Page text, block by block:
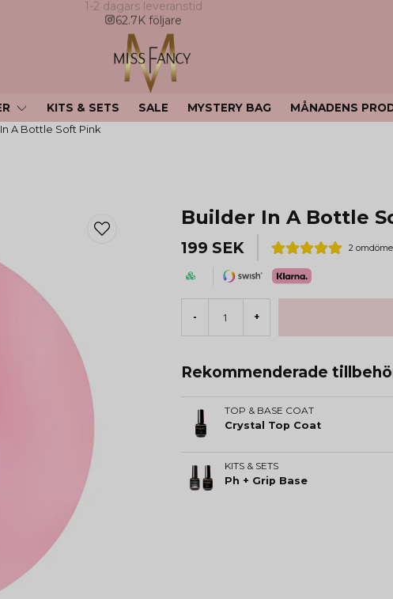
62.7K följare
KITS & SETS SALE MYSTERY BAG MÅNADENS
A Bottle Soft Pink
Builder In A Bottle
199 SEK 2
- +
Rekommenderade
TOP & BASE COAT
Crystal Top Coat
KITS & SETS
Ph + Grip Base